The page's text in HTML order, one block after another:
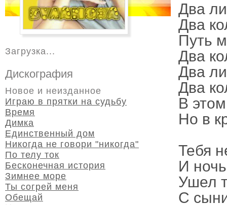
Два
Два
Путь
Два
Два
Два
В
Но в
Тебя
И
Ушел
С
Загрузка...
Дискография
Новое и неизданное
Играю в прятки на судьбу
Время
Димка
Единственный дом
Никогда не говори "никогда"
По телу ток
Бесконечная история
Зимнее море
Ты согрей меня
Обещай